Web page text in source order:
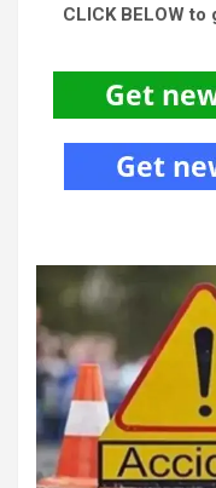
CLICK BELOW